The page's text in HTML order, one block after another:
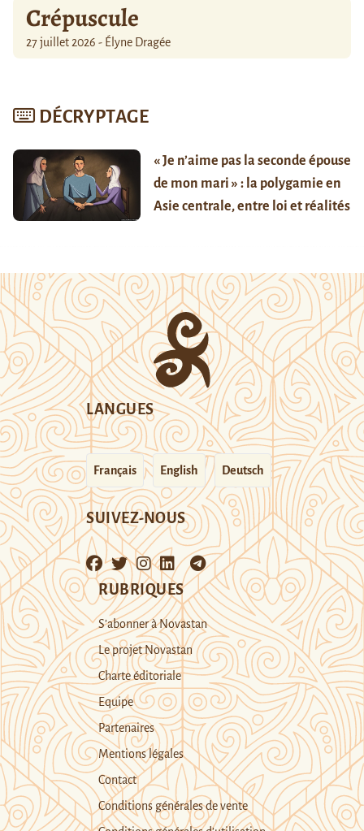
Crépuscule
27 juillet 2026 - Élyne Dragée
DÉCRYPTAGE
« Je n’aime pas la seconde épouse
de mon mari » : la polygamie en
Asie centrale, entre loi et réalités
LANGUES
Français English Deutsch
SUIVEZ-NOUS
RUBRIQUES
S’abonner à Novastan
Le projet Novastan
Charte éditoriale
Equipe
Partenaires
Mentions légales
Contact
Conditions générales de vente